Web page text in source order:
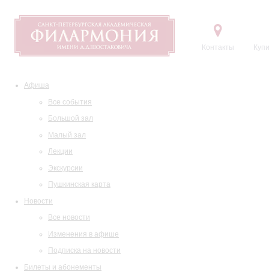
Контакты
Афиша
Все события
Большой зал
Малый зал
Лекции
Экскурсии
Пушкинская карта
Новости
Все новости
Изменения в афише
Подписка на новости
Билеты и абонементы